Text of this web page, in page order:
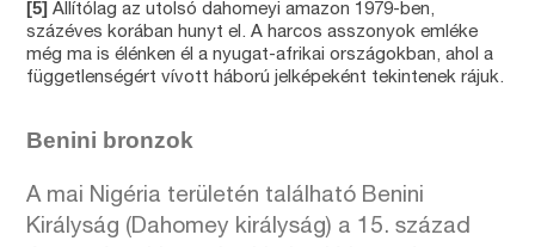
[5]Állítólag az utolsó dahomeyi amazon 1979-ben,
százéves korában hunyt el. A harcos asszonyok emléke
még ma is élénken él a nyugat-afrikai országokban, ahol a
függetlenségért vívott háború jelképeként tekintenek rájuk.
Benini bronzok
A mai Nigéria területén található Benini
Királyság (Dahomey királyság) a 15. század